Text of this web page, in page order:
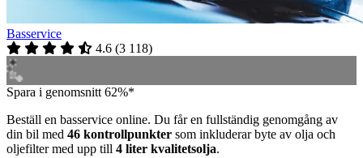
Basservice
4.6 (3 118)
Spara i genomsnitt 62%*
Beställ en basservice online. Du får en fullständig genomgång av
din bil med 46 kontrollpunkter som inkluderar byte av olja och
oljefilter med upp till 4 liter kvalitetsolja.